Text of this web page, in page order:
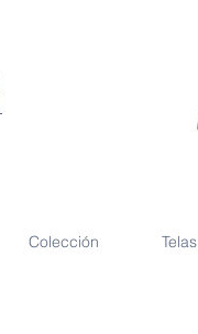
Colección Telas